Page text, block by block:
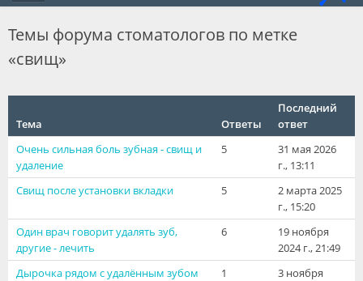
Маркет
Вакансии
Резюме
Объявления
Видео
Форум
Темы форума стоматологов по метке
«свищ»
Тема Ответы
Последний
ответ
Очень сильная боль зубная - свищ и
удаление
5
31 мая 2026
г., 13:11
Свищ после установки вкладки
5
2 марта 2025
г., 15:20
Один врач говорит удалять зуб,
другие - лечить
6
19 ноября
2024 г., 21:49
Дырочка рядом с удалённым зубом
1
3 ноября